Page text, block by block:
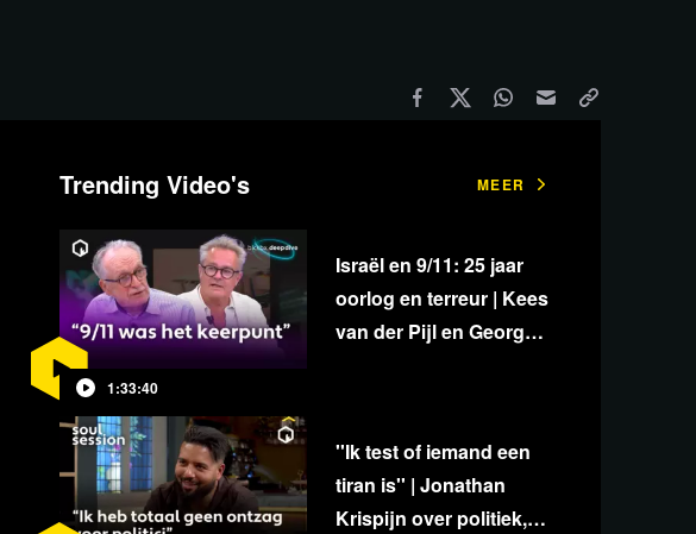
Trending Video's MEER
1:33:40
Israël en 9/11: 25 jaar
oorlog en terreur | Kees
van der Pijl en George
''Ik test of iemand een
tiran is'' | Jonathan
Krispijn over politiek,